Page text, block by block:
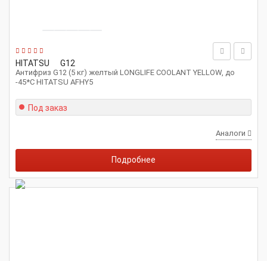
HITATSU G12
Антифриз G12 (5 кг) желтый LONGLIFE COOLANT YELLOW, до
-45*С HITATSU AFHY5
Под заказ
Аналоги
Подробнее